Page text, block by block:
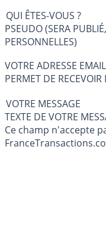
QUI ÊTES-VOUS ?
PSEUDO (SERA
PERSONNELLES)
VOTRE ADRESSE
PERMET DE RECEVOIR
VOTRE MESSAGE
Ce champ n'accepte